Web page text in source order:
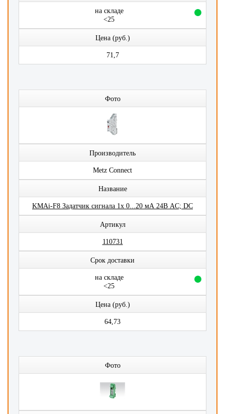
на складе
<25
Цена (руб.)
71,7
Фото
Производитель
Metz Connect
Название
KMAi-F8 Задатчик сигнала 1x 0...20 мА 24В AC; DC
Артикул
110731
Срок доставки
на складе
<25
Цена (руб.)
64,73
Фото